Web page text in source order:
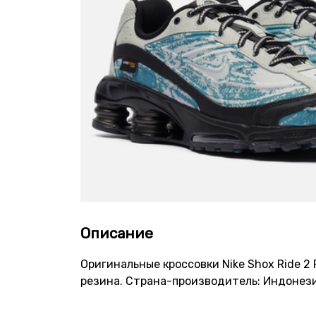
Описание
Оригинальные кроссовки Nike Shox Ride
резина. Страна-производитель: